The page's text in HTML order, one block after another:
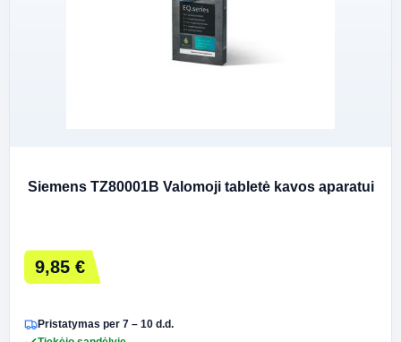
Siemens TZ80001B Valomoji tabletė kavos aparatui
9,85 €
Pristatymas per 7 – 10 d.d.